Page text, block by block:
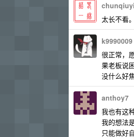
太长不看
k9990009
很正常，
果老板说
没什么好
anthoy7
我也有这
我的想法
只能做好